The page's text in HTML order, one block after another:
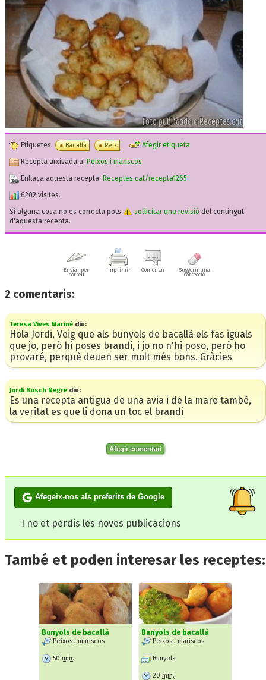
Etiquetes: Bacallà Peix
Afegir etiqueta
Recepta arxivada a: Peixos i mariscos
Enllaça aquesta recepta: Receptes.cat/recepta1265
6202 visites.
Si alguna cosa no es correcta pots
sol·licitar una revisió del contingut
d'aquesta recepta.
Enviar per
correu
Imprimir Comentar
Suggerir una
correcció
2 comentaris:
Teresa Vives Mariné diu:
Hola Jordi, Veig que als bunyols de bacallà els fas iguals
que jo, però hi poses brandi, i jo no n'hi poso, però ho
provaré, perquè deuen ser molt més bons. Gràcies
Jordi Bosch Negre diu:
Es una recepta antigua de una avia i de la mare tambè,
la veritat es que li dona un toc el brandi
Afegir comentari
Afegeix-nos als preferits de Google
I no et perdis les noves publicacions
També et poden interesar les receptes:
Bunyols de bacallà
Peixos i mariscos
50 min.
Bunyols de bacallà
Peixos i mariscos
Bunyols
20 min.